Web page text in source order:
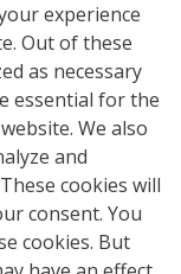
experience
Out of these
as necessary
essential for the
We also
and
cookies will
consent. You
cookies. But